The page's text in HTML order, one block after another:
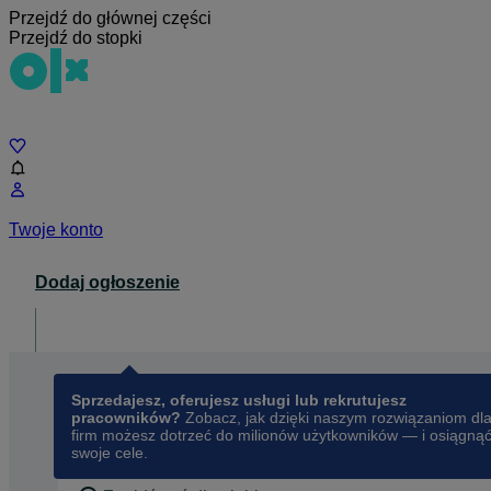
Przejdź do głównej części
Przejdź do stopki
Twoje konto
Dodaj ogłoszenie
Sprzedajesz, oferujesz usługi lub rekrutujesz
pracowników? Zobacz, jak dzięki naszym rozwiązaniom dla
firm możesz dotrzeć do milionów użytkowników — i osiągnąć
swoje cele.